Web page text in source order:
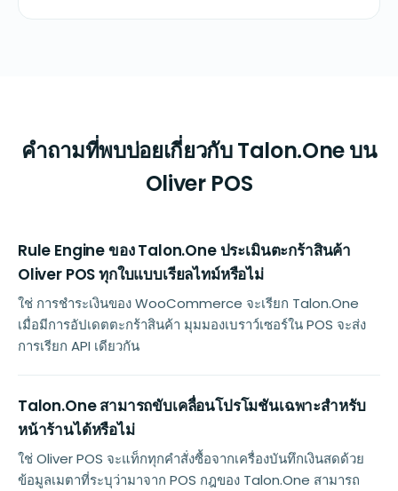
คำถามที่พบบ่อยเกี่ยวกับ Talon.One บน
Oliver POS
Rule Engine ของ Talon.One ประเมินตะกร้าสินค้า
Oliver POS ทุกใบแบบเรียลไทม์หรือไม่
ใช่ การชำระเงินของ WooCommerce จะเรียก Talon.One
เมื่อมีการอัปเดตตะกร้าสินค้า มุมมองเบราว์เซอร์ใน POS จะส่ง
การเรียก API เดียวกัน
Talon.One สามารถขับเคลื่อนโปรโมชันเฉพาะสำหรับ
หน้าร้านได้หรือไม่
ใช่ Oliver POS จะแท็กทุกคำสั่งซื้อจากเครื่องบันทึกเงินสดด้วย
ข้อมูลเมตาที่ระบุว่ามาจาก POS กฎของ Talon.One สามารถ